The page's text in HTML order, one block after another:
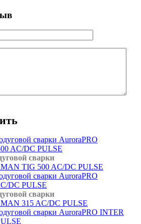
сварки
TIG 500 AC/DC PULSE
сварки
315 AC/DC PULSE